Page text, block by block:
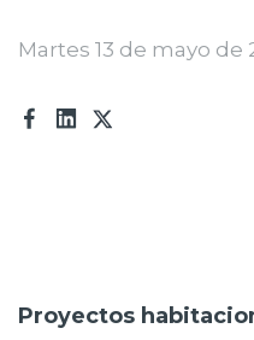
Prensa
Martes 13 de mayo de
Proyectos